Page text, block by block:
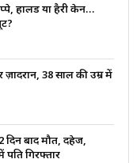
हालैंड या हैरी केन…
38 साल की उम्र में
बाद मौत, दहेज,
गिरफ्तार